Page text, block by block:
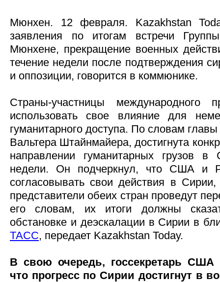
Мюнхен. 12 февраля. Kazakhstan
заявления по итогам встречи
Мюнхене, прекращение военных
течение недели после подтверждения
и оппозиции, говорится в коммюнике.
Страны-участницы международного
использовать свое влияние для
гуманитарного доступа. По словам
Вальтера Штайнмайера, достигнута
направлении гуманитарных грузов
недели. Он подчеркнул, что США и
согласовывать свои действия в
представители обеих стран проведут
его словам, их итоги должны
обстановке и деэскалации в Сирии в
ТАСС, передает Kazakhstan Today.
В свою очередь, госсекретарь США
что прогресс по Сирии достигнут в